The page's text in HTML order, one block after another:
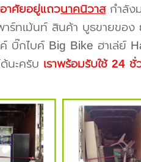
ศัยอยู่แถวนาคนิวาสกำลัง
ร์ทเม้นท์ สินค้า บูธขายของ
ค์ บิ๊กไบค์ Big Bike ฮาเล่ย์
ด้นะครับ เราพร้อมรับใช้ 24